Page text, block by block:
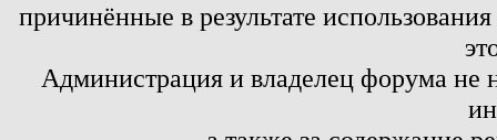
причинённые в результате
Администрация и владелец форума не